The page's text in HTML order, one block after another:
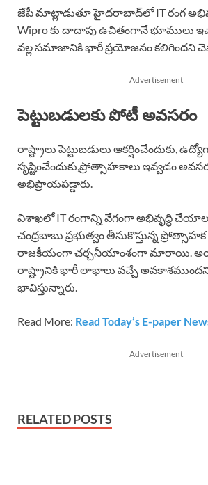
జేపీ మాట్లాడుతూ హైదరాబాద్‌లో IT రంగ
Wipro కు దాదాపు ఉచితంగానే భూములు
వల్ల సమాజానికి భారీ ప్రయోజనం కలిగిందని
Advertisement
పెట్టుబడులకు పోటీ అవసరం
రాష్ట్రాలు పెట్టుబడులు ఆకర్షించేందుకు,
సృష్టించేందుకు,ప్రోత్సాహకాలు ఇవ్వడం
అభిప్రాయపడ్డారు.
విశాఖలో IT రంగాన్ని వేగంగా అభివృద్ధి
చంద్రబాబు ప్రభుత్వం తీసుకొస్తున్న
రాజకీయంగా చర్చనీయాంశంగా మారాయి.
రాష్ట్రానికి భారీ లాభాలు వచ్చే అవకాశముందని
భావిస్తున్నారు.
Read More: Read Today’s E-paper
Advertisement
RELATED POSTS